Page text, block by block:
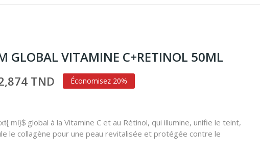
GLOBAL VITAMINE C+RETINOL 50ML
TND Économisez 20%
ml}$ global à la Vitamine C et au Rétinol, qui illumine, unifie le teint,
le collagène pour une peau revitalisée et protégée contre le